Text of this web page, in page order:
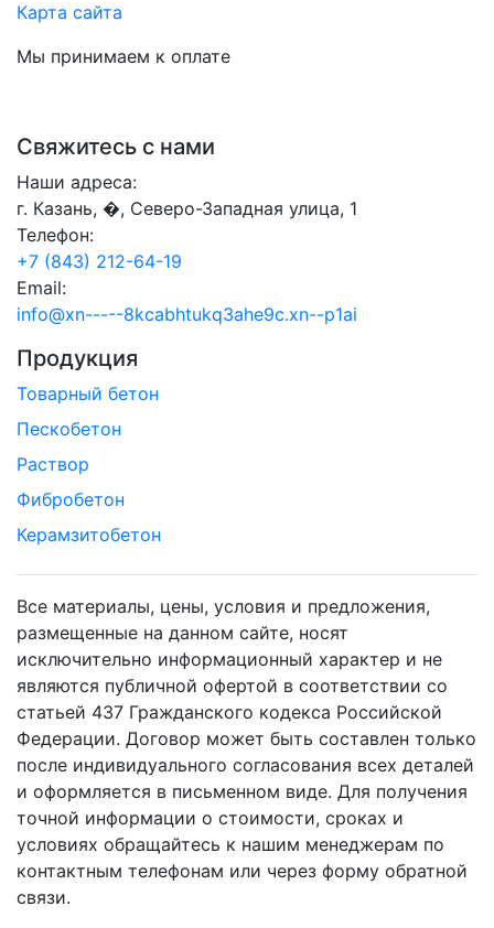
Карта сайта
Мы принимаем к оплате
Свяжитесь с нами
Наши адреса:
г. Казань, �, Северо-Западная улица, 1
Телефон:
+7 (843) 212-64-19
Email:
info@xn-----8kcabhtukq3ahe9c.xn--p1ai
Продукция
Товарный бетон
Пескобетон
Раствор
Фибробетон
Керамзитобетон
Все материалы, цены, условия и предложения,
размещенные на данном сайте, носят
исключительно информационный характер и не
являются публичной офертой в соответствии со
статьей 437 Гражданского кодекса Российской
Федерации. Договор может быть составлен только
после индивидуального согласования всех деталей
и оформляется в письменном виде. Для получения
точной информации о стоимости, сроках и
условиях обращайтесь к нашим менеджерам по
контактным телефонам или через форму обратной
связи.